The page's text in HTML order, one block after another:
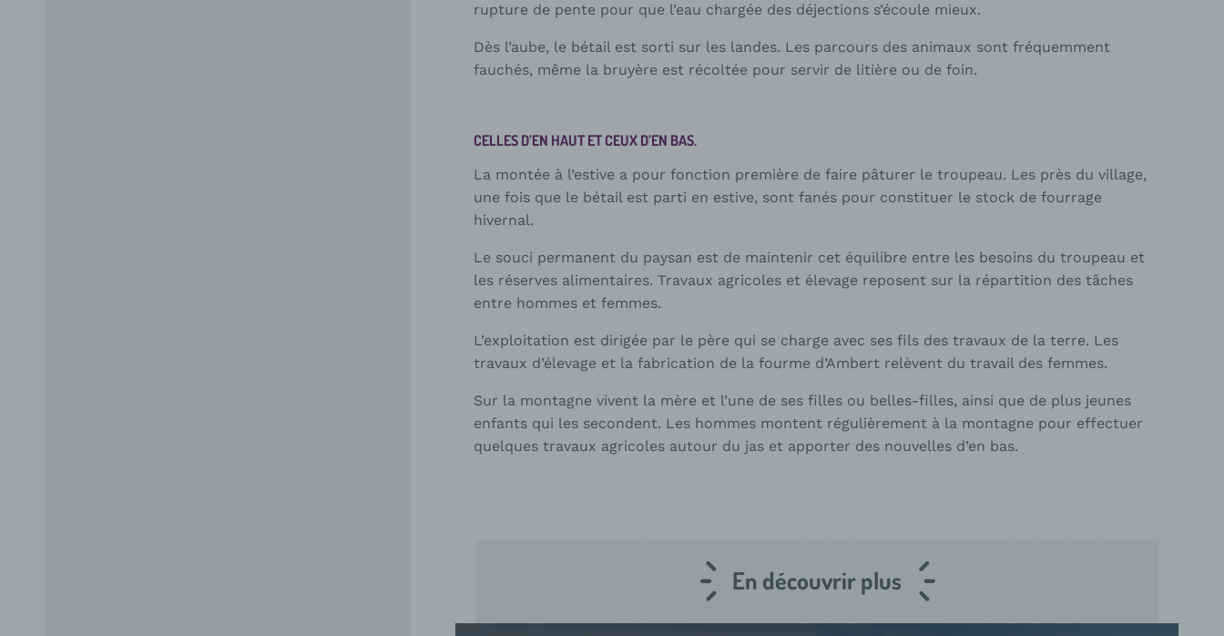
rupture de pente pour que l’eau chargée des déjections s’écoule mieux.
Dès l’aube, le bétail est sorti sur les landes. Les parcours des animaux sont fréquemment
fauchés, même la bruyère est récoltée pour servir de litière ou de foin.
CELLES D’EN HAUT ET CEUX D’EN BAS.
La montée à l’estive a pour fonction première de faire pâturer le troupeau. Les près du village,
une fois que le bétail est parti en estive, sont fanés pour constituer le stock de fourrage
hivernal.
Le souci permanent du paysan est de maintenir cet équilibre entre les besoins du troupeau et
les réserves alimentaires. Travaux agricoles et élevage reposent sur la répartition des tâches
entre hommes et femmes.
L’exploitation est dirigée par le père qui se charge avec ses fils des travaux de la terre. Les
travaux d’élevage et la fabrication de la fourme d’Ambert relèvent du travail des femmes.
Sur la montagne vivent la mère et l’une de ses filles ou belles-filles, ainsi que de plus jeunes
enfants qui les secondent. Les hommes montent régulièrement à la montagne pour effectuer
quelques travaux agricoles autour du jas et apporter des nouvelles d’en bas.
En découvrir plus